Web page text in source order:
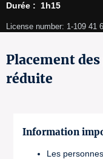
Durée :  1h15
License number: 1-109 41
Placement
réduite
Information
Les